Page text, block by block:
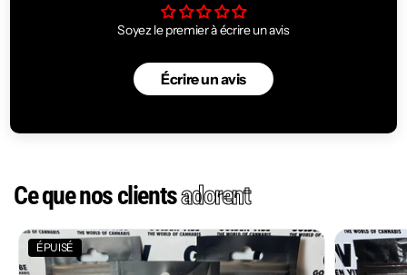
Soyez le premier à écrire un avis
Écrire un avis
Ce que nos clientsadorent
ÉPUISÉ